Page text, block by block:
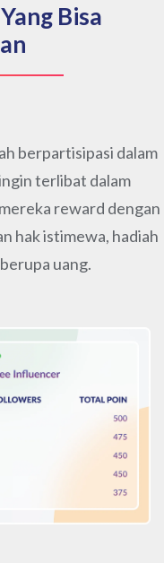
Bisa
berpartisipasi dalam
terlibat dalam
reward dengan
hak istimewa, hadiah
uang.